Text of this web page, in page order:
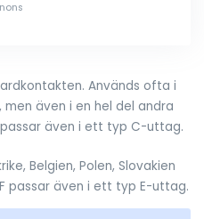
Används ofta i
men även i en hel del andra
passar även i ett typ C-uttag.
Belgien, Polen, Slovakien
passar även i ett typ E-uttag.